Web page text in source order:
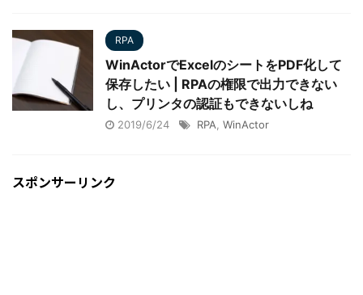
RPA
WinActorでExcelのシートをPDF化して
保存したい | RPAの権限で出力できない
し、プリンタの認証もできないしね
2019/6/24 RPA WinActor
スポンサーリンク